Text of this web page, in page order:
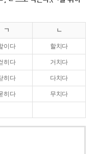
ㄱ ㄴ
이다 할치다
히다 거치다
히다 다치다
히다 무치다